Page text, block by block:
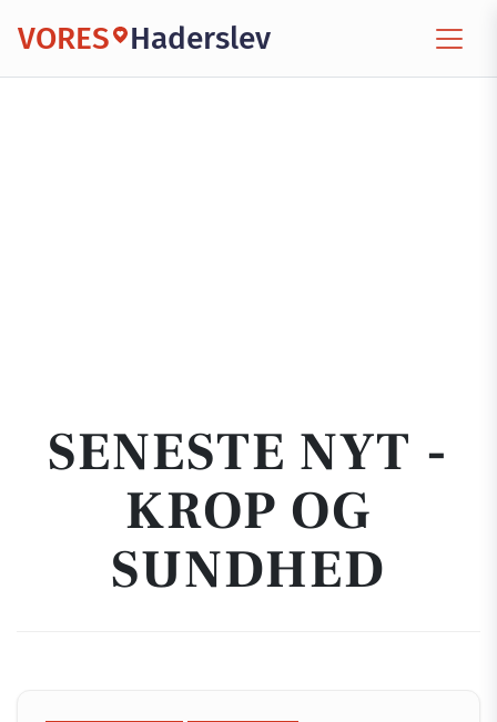
VORES Haderslev
SENESTE NYT -
KROP OG
SUNDHED